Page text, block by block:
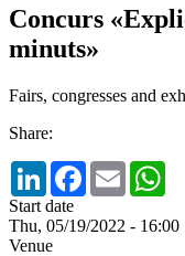
Concurs
minuts»
Fairs, congresses and
Share:
LinkedInFacebook
Email
Start date
Thu, 05/19/2022 - 16:00
Venue